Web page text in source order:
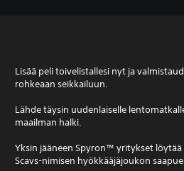
Lisää peli toivelistallesi nyt ja
rohkeaan seikkailuun.
Lähde täysin uudenlaiselle
maailman halki.
Yksin jääneen Spyron™ yritykset
Scavs-nimisen hyökkääjäjoukon